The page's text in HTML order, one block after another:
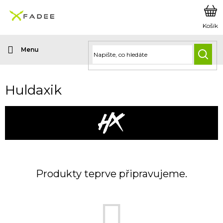
obsah
Huldaxik
Produkty teprve připravujeme.